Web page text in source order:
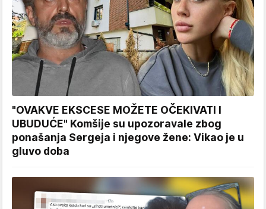
"OVAKVE EKSCESE MOŽETE OČEKIVATI I
UBUDUĆE" Komšije su upozoravale zbog
ponašanja Sergeja i njegove žene: Vikao je u
gluvo doba